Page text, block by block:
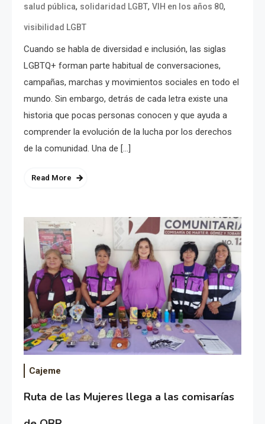
salud pública, solidaridad LGBT, VIH en los años 80,
visibilidad LGBT
Cuando se habla de diversidad e inclusión, las siglas
LGBTQ+ forman parte habitual de conversaciones,
campañas, marchas y movimientos sociales en todo el
mundo. Sin embargo, detrás de cada letra existe una
historia que pocas personas conocen y que ayuda a
comprender la evolución de la lucha por los derechos
de la comunidad. Una de […]
Read More
Cajeme
Ruta de las Mujeres llega a las comisarías